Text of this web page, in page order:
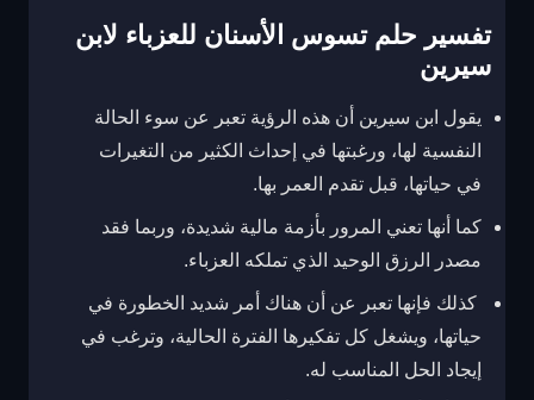
تفسير حلم تسوس الأسنان للعزباء لابن
سيرين
يقول ابن سيرين أن هذه الرؤية تعبر عن سوء الحالة
النفسية لها، ورغبتها في إحداث الكثير من التغيرات
في حياتها، قبل تقدم العمر بها.
كما أنها تعني المرور بأزمة مالية شديدة، وربما فقد
مصدر الرزق الوحيد الذي تملكه العزباء.
كذلك فإنها تعبر عن أن هناك أمر شديد الخطورة في
حياتها، ويشغل كل تفكيرها الفترة الحالية، وترغب في
إيجاد الحل المناسب له.